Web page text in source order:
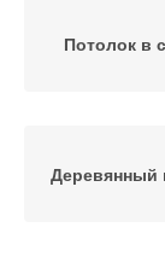
Потолок в
Деревянный